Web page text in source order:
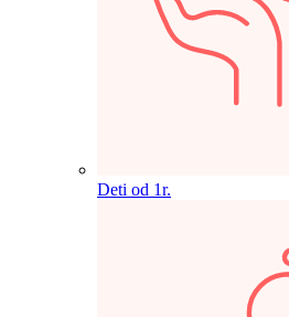
Deti od 1r.